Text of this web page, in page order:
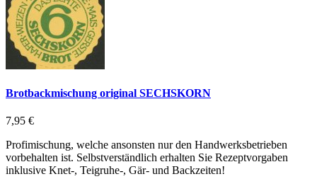
Brotbackmischung original SECHSKORN
7,95 €
Profimischung, welche ansonsten nur den Handwerksbetrieben
vorbehalten ist. Selbstverständlich erhalten Sie Rezeptvorgaben
inklusive Knet-, Teigruhe-, Gär- und Backzeiten!